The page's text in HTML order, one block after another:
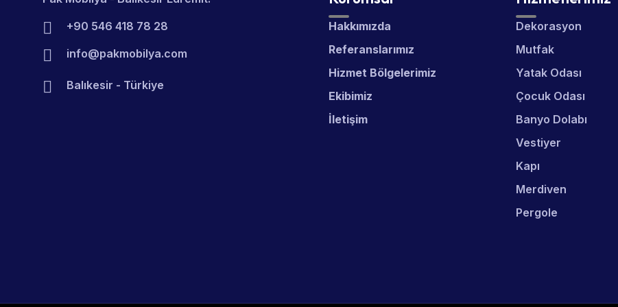
+90 546 418 78 28
info@pakmobilya.com
Balıkesir - Türkiye
Hakkımızda
Referanslarımız
Hizmet Bölgelerimiz
Ekibimiz
İletişim
Dekorasyon
Mutfak
Yatak Odası
Çocuk Odası
Banyo Dolabı
Vestiyer
Kapı
Merdiven
Pergole